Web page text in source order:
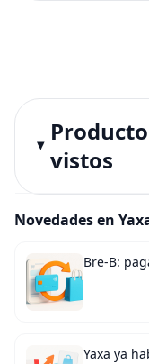
vistos
Novedades en
Bre-B:
Yaxa ya